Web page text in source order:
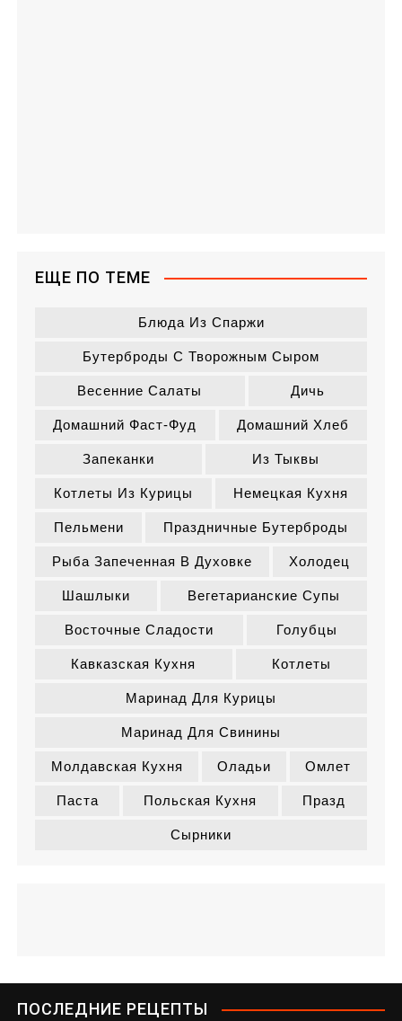
ЕЩЕ ПО ТЕМЕ
Блюда Из Спаржи
Бутерброды С Творожным Сыром
Весенние Салаты Дичь
Домашний Фаст-Фуд Домашний Хлеб
Запеканки Из Тыквы
Котлеты Из Курицы Немецкая Кухня
Пельмени Праздничные Бутерброды
Рыба Запеченная В Духовке Холодец
Шашлыки Вегетарианские Супы
Восточные Сладости Голубцы
Кавказская Кухня Котлеты
Маринад Для Курицы
Маринад Для Свинины
Молдавская Кухня Оладьи Омлет
Паста Польская Кухня Празд
Сырники
ПОСЛЕДНИЕ РЕЦЕПТЫ